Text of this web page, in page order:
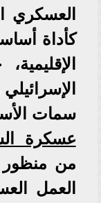
العسكري
كأداة
​سمات
عسكرة
من
العمل